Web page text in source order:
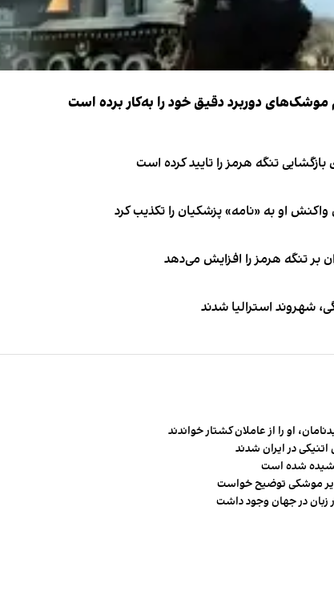
موشک‌های دوربرد دقیق خود را به‌کار برده است
تنگه هرمز را تایید کرده است
او به «نامه» پزشکیان را تکذیب کرد
بر تنگه هرمز را افزایش می‌دهد
او را از عاملان کشتار خواندند
در ایران شدند
شده است
موشکی توضیح خواست